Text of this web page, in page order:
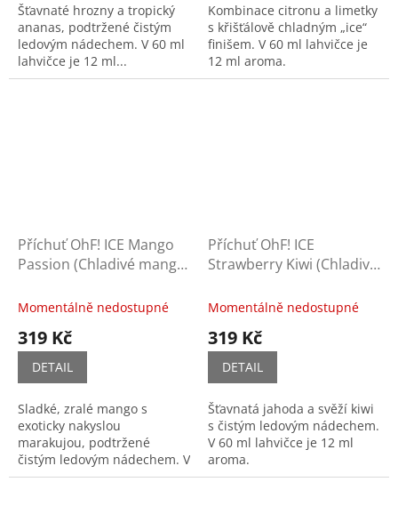
Šťavnaté hrozny a tropický
ananas, podtržené čistým
ledovým nádechem. V 60 ml
lahvičce je 12 ml...
Kombinace citronu a limetky
s křišťálově chladným „ice“
finišem. V 60 ml lahvičce je
12 ml aroma.
Příchuť OhF! ICE Mango
Passion (Chladivé mango
Momentálně nedostupné
319 Kč
DETAIL
Sladké, zralé mango s
exoticky nakyslou
marakujou, podtržené
čistým ledovým nádechem. V
60 ml...
Příchuť OhF! ICE
Strawberry Kiwi (Chladivá
Momentálně nedostupné
319 Kč
DETAIL
Šťavnatá jahoda a svěží kiwi
s čistým ledovým nádechem.
V 60 ml lahvičce je 12 ml
aroma.